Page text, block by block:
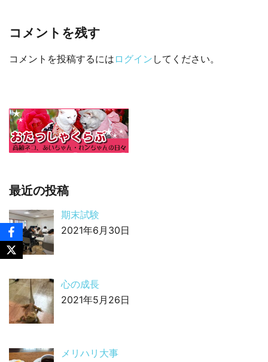
コメントを残す
コメントを投稿するには ログイン してください。
最近の投稿
期末試験
2021年6月30日
心の成長
2021年5月26日
メリハリ大事